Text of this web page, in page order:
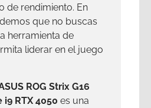
de rendimiento. En
que no buscas
herramienta de
liderar en el juego
ROG Strix G16
i9 RTX 4050 es una